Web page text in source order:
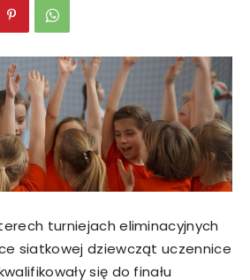
turniejach eliminacyjnych
siatkowej dziewcząt uczennice
się do finału